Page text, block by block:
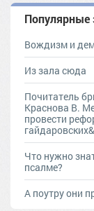
Популярные
Вождизм и
Из зала сюда
Почитатель
Краснова В.
провести
гайдаровских&
Что нужно
псалме?
А поутру они